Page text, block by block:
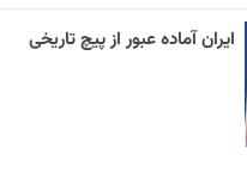
ایران آماده عبور از پیچ تاریخی